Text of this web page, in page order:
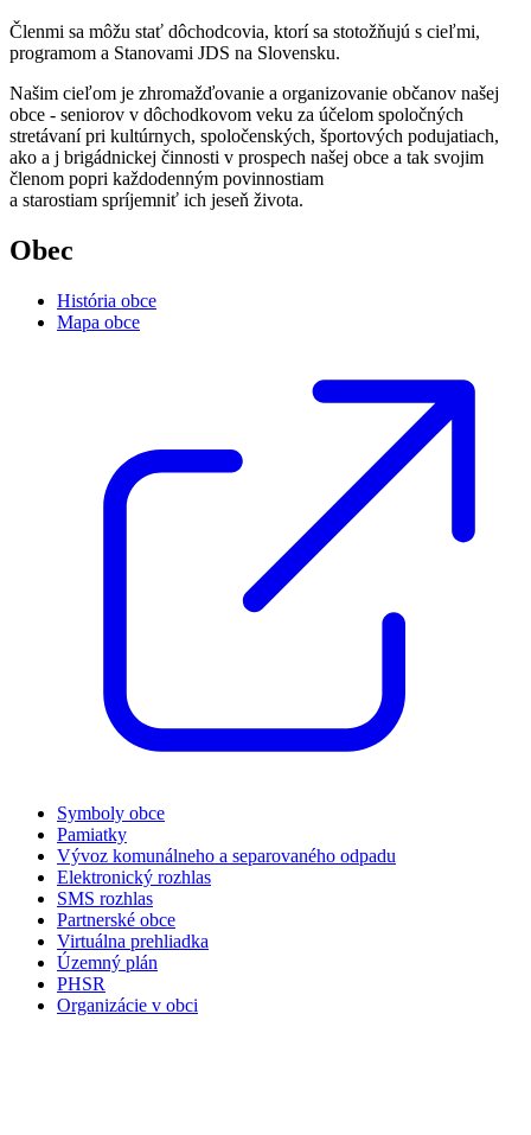
Členmi sa môžu stať dôchodcovia, ktorí sa stotožňujú s cieľmi,
programom a Stanovami JDS na Slovensku.
Našim cieľom je zhromažďovanie a organizovanie občanov našej
obce - seniorov v dôchodkovom veku za účelom spoločných
stretávaní pri kultúrnych, spoločenských, športových podujatiach,
ako a j brigádnickej činnosti v prospech našej obce a tak svojim
členom popri každodenným povinnostiam
a starostiam spríjemniť ich jeseň života.
Obec
História obce
Mapa obce
Symboly obce
Pamiatky
Vývoz komunálneho a separovaného odpadu
Elektronický rozhlas
SMS rozhlas
Partnerské obce
Virtuálna prehliadka
Územný plán
PHSR
Organizácie v obci